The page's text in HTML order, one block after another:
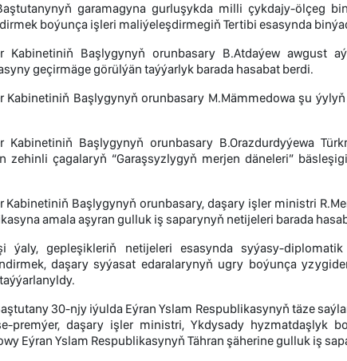
garamagyna gurluşykda milli çykdajy-ölçeg
boýunça işleri maliýeleşdirmegiň Tertibi esasynda
Kabinetiniň Başlygynyň orunbasary B.Atdaýew awgust
geçirmäge görülýän taýýarlyk barada hasabat berdi.
Kabinetiniň Başlygynyň orunbasary M.Mämmedowa şu
Kabinetiniň Başlygynyň orunbasary B.Orazdurdyýewa
zehinli çagalaryň “Garaşsyzlygyň merjen däneleri”
Kabinetiniň Başlygynyň orunbasary, daşary işler ministri
amala aşyran gulluk iş saparynyň netijeleri barada
ýaly, gepleşikleriň netijeleri esasynda syýasy-
daşary syýasat edaralarynyň ugry boýunça
30-njy iýulda Eýran Yslam Respublikasynyň täze
premýer, daşary işler ministri, Ykdysady hyzmatdaşlyk
Eýran Yslam Respublikasynyň Tähran şäherine gulluk iş